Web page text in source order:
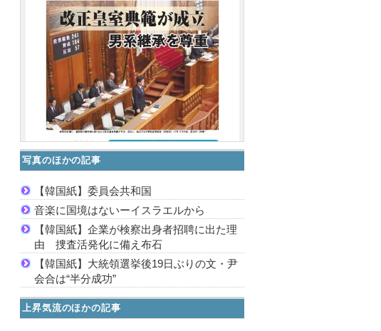
写真のほかの記事
【韓国紙】委員会共和国
音楽に国境はないーイスラエルから
【韓国紙】企業が検察出身者招聘に出た理
由 捜査活発化に備え布石
【韓国紙】大統領選挙後19日ぶりの文・尹
会合は“半分成功”
上昇気流のほかの記事